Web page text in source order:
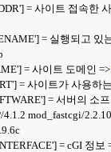
= 사이트 접속한
= 실행되고 있
= 사이트 도메인 =>
= 사이트가 사용하
= 서버의 소
4.1.2 mod_fastcgi/
= cGI 정보